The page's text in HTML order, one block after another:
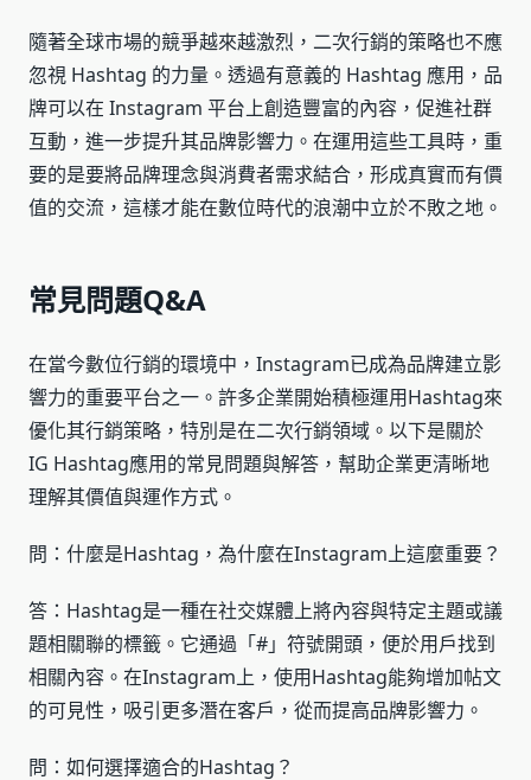
隨著全球市場的競爭越來越激烈，二次行銷的策略也不應
忽視 Hashtag 的力量。透過有意義的 Hashtag 應用，品
牌可以在 Instagram 平台上創造豐富的內容，促進社群
互動，進一步提升其品牌影響力。在運用這些工具時，重
要的是要將品牌理念與消費者需求結合，形成真實而有價
值的交流，這樣才能在數位時代的浪潮中立於不敗之地。
常見問題Q&A
在當今數位行銷的環境中，Instagram已成為品牌建立影
響力的重要平台之一。許多企業開始積極運用Hashtag來
優化其行銷策略，特別是在二次行銷領域。以下是關於
IG Hashtag應用的常見問題與解答，幫助企業更清晰地
理解其價值與運作方式。
問：什麼是Hashtag，為什麼在Instagram上這麼重要？
答：Hashtag是一種在社交媒體上將內容與特定主題或議
題相關聯的標籤。它通過「#」符號開頭，便於用戶找到
相關內容。在Instagram上，使用Hashtag能夠增加帖文
的可見性，吸引更多潛在客戶，從而提高品牌影響力。
問：如何選擇適合的Hashtag？